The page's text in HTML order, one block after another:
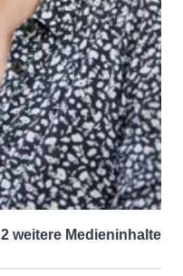
2 weitere Medieninhalte